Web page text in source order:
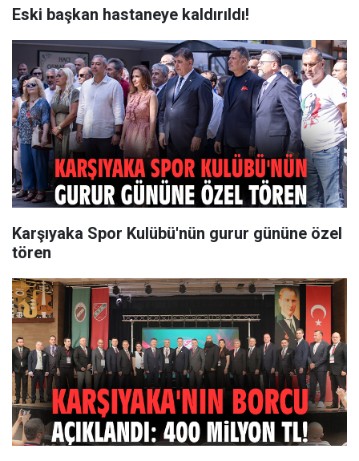
Eski başkan hastaneye kaldırıldı!
Karşıyaka Spor Kulübü'nün gurur gününe özel
tören